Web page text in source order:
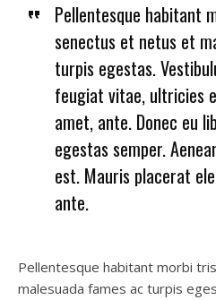
Pellentesque habitant
senectus et netus et
turpis egestas.
feugiat vitae, ultricies
amet, ante. Donec eu
egestas semper.
est. Mauris placerat
ante.
Pellentesque habitant morbi
malesuada fames ac turpis